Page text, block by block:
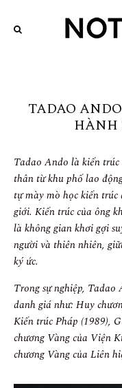
TADAO
HÀNH
Tadao Ando là kiến
thân từ khu phố lao
tự mày mò học kiến
giới. Kiến trúc của ông
là không gian khơi gợi
người và thiên nhiên,
ký ức.
Trong sự nghiệp,
danh giá như: Huy
Kiến trúc Pháp (1989),
chương Vàng của Viện
chương Vàng của Liên